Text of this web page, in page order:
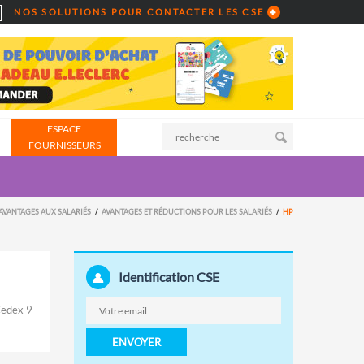
NOS SOLUTIONS POUR CONTACTER LES CSE
ESPACE
FOURNISSEURS
AUX SALARIÉS AVANTAGES ET RÉDUCTIONS POUR LES SALARIÉS HP
9
Identification CSE
ENVOYER